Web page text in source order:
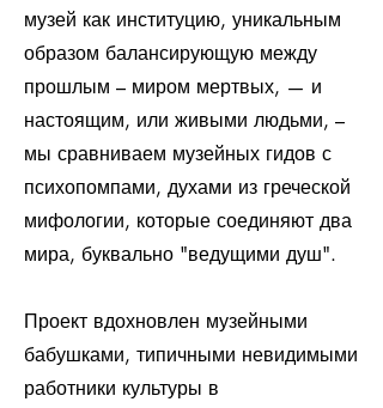
музей как институцию, уникальным
образом балансирующую между
прошлым – миром мертвых, — и
настоящим, или живыми людьми, –
мы сравниваем музейных гидов с
психопомпами, духами из греческой
мифологии, которые соединяют два
мира, буквально "ведущими душ".
Проект вдохновлен музейными
бабушками, типичными невидимыми
работники культуры в